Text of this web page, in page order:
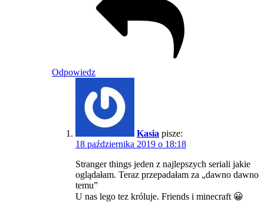
Odpowiedz
Kasia pisze:
18 października 2019 o 18:18
Stranger things jeden z najlepszych seriali jakie
oglądałam. Teraz przepadałam za „dawno dawno
temu”
U nas lego tez króluje. Friends i minecraft 😀